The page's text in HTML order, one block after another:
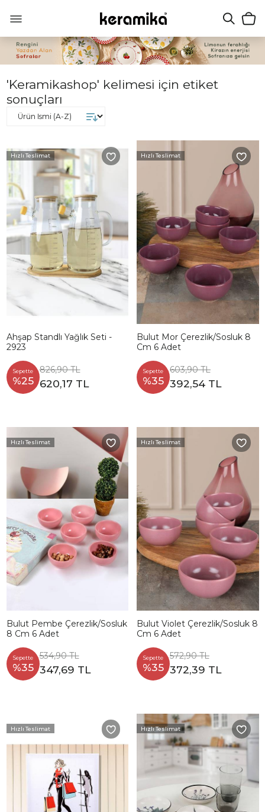
'Keramikashop' kelimesi için etiket
sonuçları
Hızlı Teslimat
Ahşap Standlı Yağlık Seti -
2923
Sepette
%25
826,90 TL
620,17 TL
Hızlı Teslimat
Bulut Mor Çerezlik/Sosluk 8
Cm 6 Adet
Sepette
%35
603,90 TL
392,54 TL
Hızlı Teslimat
Bulut Pembe Çerezlik/Sosluk
8 Cm 6 Adet
Sepette
%35
534,90 TL
347,69 TL
Hızlı Teslimat
Bulut Violet Çerezlik/Sosluk 8
Cm 6 Adet
Sepette
%35
572,90 TL
372,39 TL
Hızlı Teslimat Hızlı Teslimat